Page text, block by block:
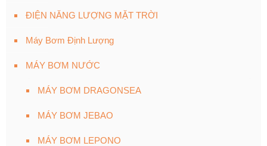
ĐIỆN NĂNG LƯỢNG MẶT TRỜI
Máy Bơm Định Lượng
MÁY BƠM NƯỚC
MÁY BƠM DRAGONSEA
MÁY BƠM JEBAO
MÁY BƠM LEPONO